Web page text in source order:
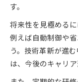
す。
将来性を見極める
例えば自動制御や
う。技術革新が進
は、今後のキャリ